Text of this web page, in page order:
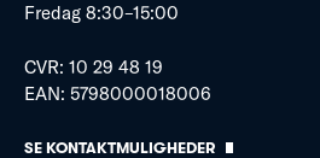
Fredag 8:30–15:00
CVR: 10 29 48 19
EAN: 5798000018006
SE KONTAKTMULIGHEDER